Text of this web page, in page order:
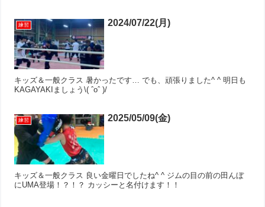
練習 2024/07/22(月)
キッズ＆一般クラス 暑かったです… でも、頑張りました^ ^ 明日も
KAGAYAKIましょう\( ˆoˆ )/
練習 2025/05/09(金)
キッズ＆一般クラス 良い金曜日でしたね^ ^ ジムの目の前の田んぼ
にUMA登場！？！？ カッシーと名付けます！！